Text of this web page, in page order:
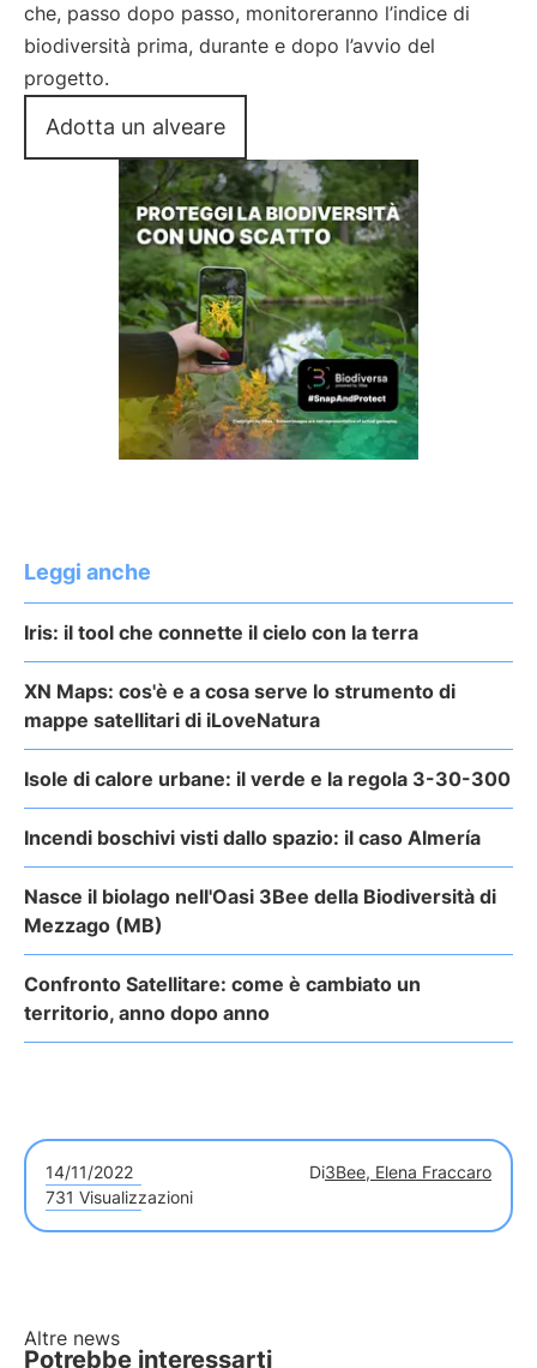
che, passo dopo passo, monitoreranno l’indice di
biodiversità prima, durante e dopo l’avvio del
progetto.
Adotta un alveare
Leggi anche
Iris: il tool che connette il cielo con la terra
XN Maps: cos'è e a cosa serve lo strumento di
mappe satellitari di iLoveNatura
Isole di calore urbane: il verde e la regola 3-30-300
Incendi boschivi visti dallo spazio: il caso Almería
Nasce il biolago nell'Oasi 3Bee della Biodiversità di
Mezzago (MB)
Confronto Satellitare: come è cambiato un
territorio, anno dopo anno
14/11/2022 Di3Bee, Elena Fraccaro
731 Visualizzazioni
Altre news
Potrebbe interessarti